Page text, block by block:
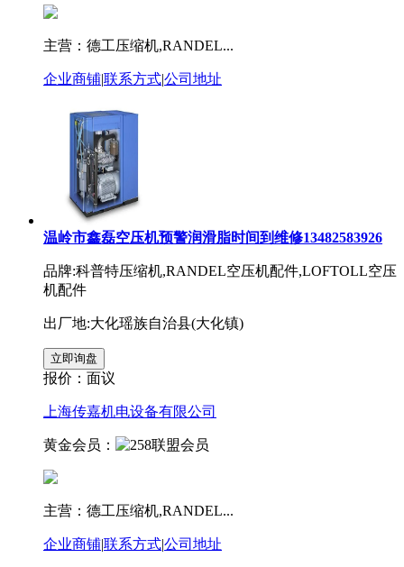
主营：德工压缩机,RANDEL...
企业商铺|联系方式|公司地址
温岭市鑫磊空压机预警润滑脂时间到维修13482583926
品牌:科普特压缩机,RANDEL空压机配件,LOFTOLL空压
机配件
出厂地:大化瑶族自治县(大化镇)
报价： 面议
上海传嘉机电设备有限公司
黄金会员：
主营：德工压缩机,RANDEL...
企业商铺|联系方式|公司地址